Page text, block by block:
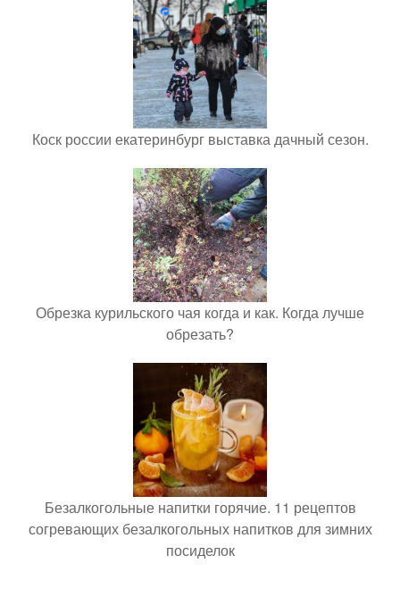
Коск россии екатеринбург выставка дачный сезон.
Обрезка курильского чая когда и как. Когда лучше
обрезать?
Безалкогольные напитки горячие. 11 рецептов
согревающих безалкогольных напитков для зимних
посиделок